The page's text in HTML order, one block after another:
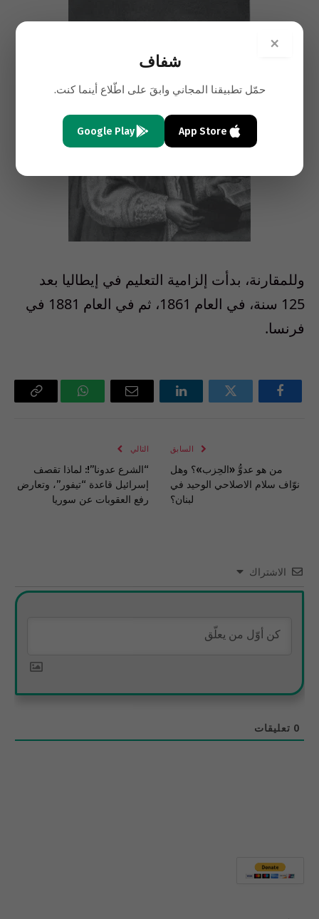
وللمقارنة، بدأت إلزامية التعليم في إيطاليا بعد
125 سنة، في العام 1861، ثم في العام 1881 في
فرنسا.
فيسبوك تويتر لينكدإن
البريد
واتساب Copy
السابق
من هو عدوُّ «الحِزب»؟ وهل
نوّاف سلام الاصلاحي الوحيد في
لبنان؟
التالي
“الشرع عدونا”!: لماذا تقصف
إسرائيل قاعدة “تيفور”، وتعارض
رفع العقوبات عن سوريا
الاشتراك
0 تعليقات
×
شفاف
حمّل تطبيقنا المجاني وابقَ على اطّلاع أينما كنت.
App Store
Google Play